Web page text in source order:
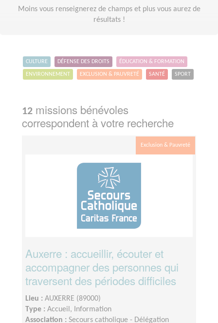
Moins vous renseignerez de champs et plus vous aurez de
résultats !
CULTURE DÉFENSE DES DROITS ÉDUCATION & FORMATION
ENVIRONNEMENT EXCLUSION & PAUVRETÉ SANTÉ SPORT
12 missions bénévoles
correspondent à votre recherche
Exclusion & Pauvreté
Auxerre : accueillir, écouter et
accompagner des personnes qui
traversent des périodes difficiles
Lieu : AUXERRE (89000)
Type : Accueil, Information
Association : Secours catholique - Délégation